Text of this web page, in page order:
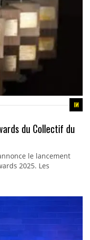
du Collectif du
le lancement
2025. Les